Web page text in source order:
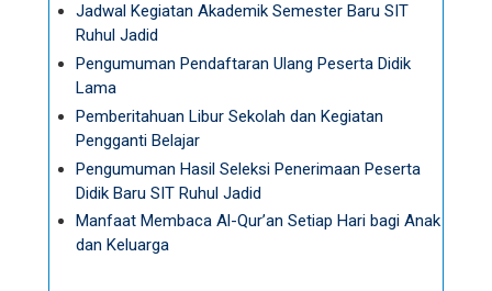
Jadwal Kegiatan Akademik Semester Baru SIT
Ruhul Jadid
Pengumuman Pendaftaran Ulang Peserta Didik
Lama
Pemberitahuan Libur Sekolah dan Kegiatan
Pengganti Belajar
Pengumuman Hasil Seleksi Penerimaan Peserta
Didik Baru SIT Ruhul Jadid
Manfaat Membaca Al-Qur’an Setiap Hari bagi Anak
dan Keluarga